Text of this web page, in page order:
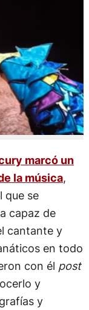
marcó un
la música,
que se
capaz de
cantante y
en todo
con él post
y
y